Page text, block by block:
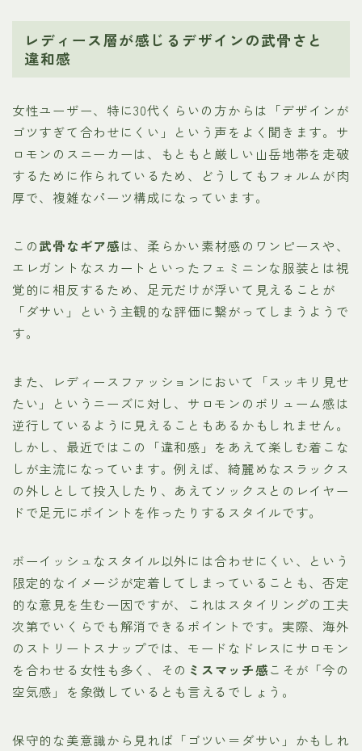
レディース層が感じるデザインの武骨さと
違和感
女性ユーザー、特に30代くらいの方からは「デザインが
ゴツすぎて合わせにくい」という声をよく聞きます。サ
ロモンのスニーカーは、もともと厳しい山岳地帯を走破
するために作られているため、どうしてもフォルムが肉
厚で、複雑なパーツ構成になっています。
この武骨なギア感は、柔らかい素材感のワンピースや、
エレガントなスカートといったフェミニンな服装とは視
覚的に相反するため、足元だけが浮いて見えることが
「ダサい」という主観的な評価に繋がってしまうようで
す。
また、レディースファッションにおいて「スッキリ見せ
たい」というニーズに対し、サロモンのボリューム感は
逆行しているように見えることもあるかもしれません。
しかし、最近ではこの「違和感」をあえて楽しむ着こな
しが主流になっています。例えば、綺麗めなスラックス
の外しとして投入したり、あえてソックスとのレイヤー
ドで足元にポイントを作ったりするスタイルです。
ボーイッシュなスタイル以外には合わせにくい、という
限定的なイメージが定着してしまっていることも、否定
的な意見を生む一因ですが、これはスタイリングの工夫
次第でいくらでも解消できるポイントです。実際、海外
のストリートスナップでは、モードなドレスにサロモン
を合わせる女性も多く、その ミスマッチ感こそが「今の
空気感」を象徴しているとも言えるでしょう。
保守的な美意識から見れば「ゴツい＝ダサい」かもしれ